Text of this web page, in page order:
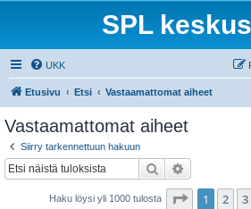
SPL
UKK
Etusivu Etsi Vastaamattomat aiheet
Vastaamattomat aiheet
Siirry tarkennettuun hakuun
Etsi
Haku löysi yli 1000 tulosta Sivu /20
1 2 3